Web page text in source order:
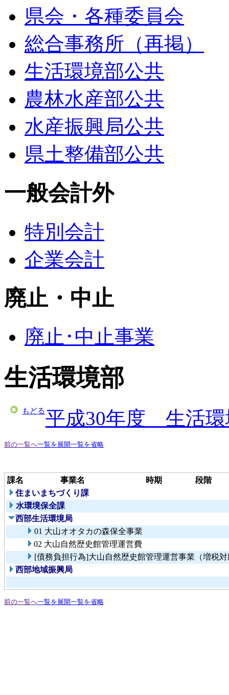
県会・各種委員会
総合事務所（再掲）
生活環境部公共
農林水産部公共
水産振興局公共
県土整備部公共
一般会計外
特別会計
企業会計
廃止・中止
廃止･中止事業
生活環境部
もどる平成30年度 生活環
前の一覧へ一覧を展開一覧を省略
課名 事業名 時期
段階
住まいまちづくり課
水環境保全課
西部生活環境局
01 大山オオタカの森保全事業
02 大山自然歴史館管理運営費
[債務負担行為]大山自然歴史館管理運営事業（増税
西部地域振興局
前の一覧へ一覧を展開一覧を省略